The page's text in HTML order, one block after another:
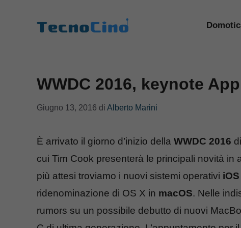
WWDC 2016, keynote
Giugno 13, 2016 di Alberto Marini
È arrivato il giorno d’inizio della WWDC 2016 di
cui Tim Cook presenterà le principali novità in
più attesi troviamo i nuovi sistemi operativi
ridenominazione di OS X in macOS. Nelle
rumors su un possibile debutto di nuovi